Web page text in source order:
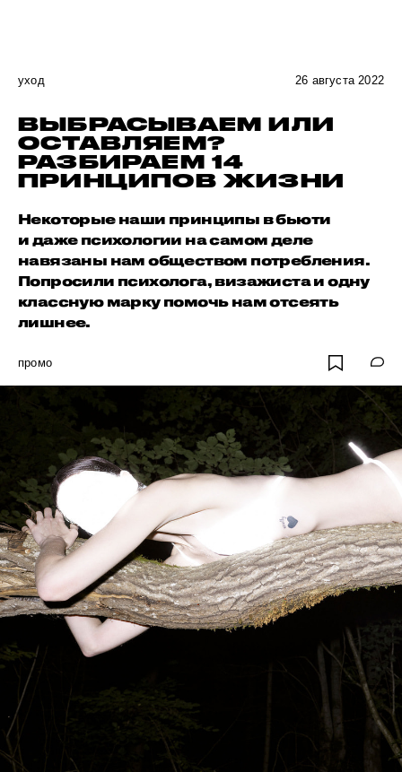
уход 26 августа 2022
ВЫБРАСЫВАЕМ ИЛИ
ОСТАВЛЯЕМ?
РАЗБИРАЕМ 14
ПРИНЦИПОВ ЖИЗНИ
Некоторые наши принципы в бьюти
и даже психологии на самом деле
навязаны нам обществом потребления.
Попросили психолога, визажиста и одну
классную марку помочь нам отсеять
лишнее.
промо